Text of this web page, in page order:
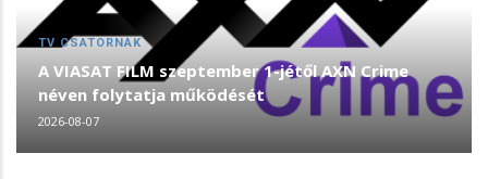
TV CSATORNÁK
A VIASAT FILM szeptember 1-jétől AXN Crime
néven folytatja működését
2026-08-07